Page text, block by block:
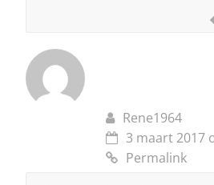
Rene1964
3 maart 2017
Permalink